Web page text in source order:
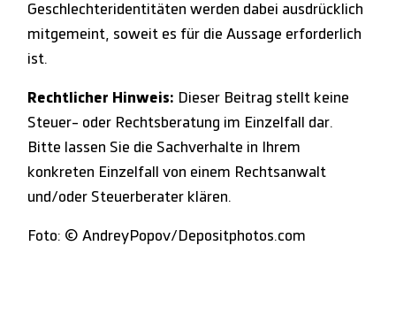
Geschlechteridentitäten werden dabei ausdrücklich
mitgemeint, soweit es für die Aussage erforderlich
ist.
Rechtlicher Hinweis: Dieser Beitrag stellt keine
Steuer- oder Rechtsberatung im Einzelfall dar.
Bitte lassen Sie die Sachverhalte in Ihrem
konkreten Einzelfall von einem Rechtsanwalt
und/oder Steuerberater klären.
Foto: © AndreyPopov/Depositphotos.com